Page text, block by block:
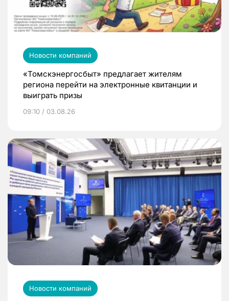
Новости компаний
«Томскэнергосбыт» предлагает жителям
региона перейти на электронные квитанции и
выиграть призы
09:10 / 03.08.26
Новости компаний